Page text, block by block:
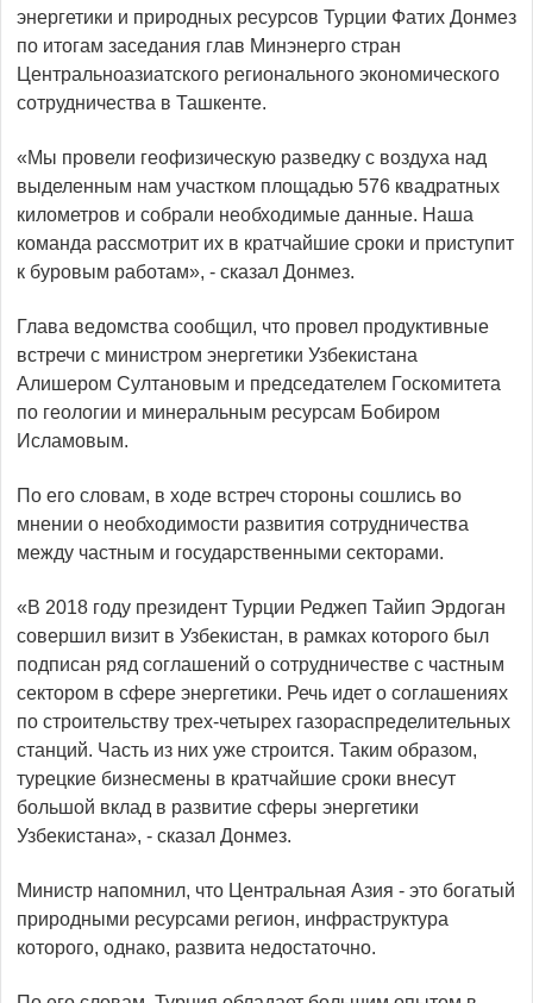
энергетики и природных ресурсов Турции Фатих Донмез
по итогам заседания глав Минэнерго стран
Центральноазиатского регионального экономического
сотрудничества в Ташкенте.
«Мы провели геофизическую разведку с воздуха над
выделенным нам участком площадью 576 квадратных
километров и собрали необходимые данные. Наша
команда рассмотрит их в кратчайшие сроки и приступит
к буровым работам», - сказал Донмез.
Глава ведомства сообщил, что провел продуктивные
встречи с министром энергетики Узбекистана
Алишером Султановым и председателем Госкомитета
по геологии и минеральным ресурсам Бобиром
Исламовым.
По его словам, в ходе встреч стороны сошлись во
мнении о необходимости развития сотрудничества
между частным и государственными секторами.
«В 2018 году президент Турции Реджеп Тайип Эрдоган
совершил визит в Узбекистан, в рамках которого был
подписан ряд соглашений о сотрудничестве с частным
сектором в сфере энергетики. Речь идет о соглашениях
по строительству трех-четырех газораспределительных
станций. Часть из них уже строится. Таким образом,
турецкие бизнесмены в кратчайшие сроки внесут
большой вклад в развитие сферы энергетики
Узбекистана», - сказал Донмез.
Министр напомнил, что Центральная Азия - это богатый
природными ресурсами регион, инфраструктура
которого, однако, развита недостаточно.